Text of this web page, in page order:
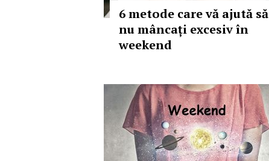
6 metode care vă ajută să
nu mâncați excesiv în
weekend